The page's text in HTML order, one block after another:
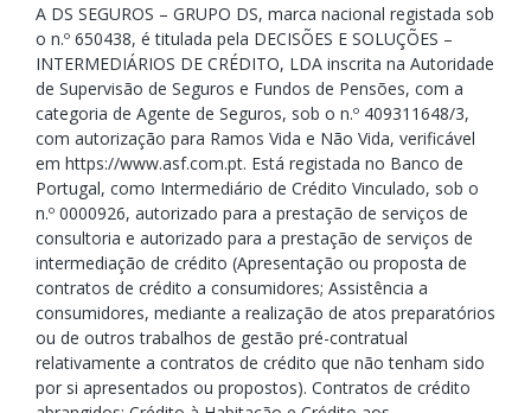
A DS SEGUROS – GRUPO DS, marca nacional registada sob
o n.º 650438, é titulada pela DECISÕES E SOLUÇÕES –
INTERMEDIÁRIOS DE CRÉDITO, LDA inscrita na Autoridade
de Supervisão de Seguros e Fundos de Pensões, com a
categoria de Agente de Seguros, sob o n.º 409311648/3,
com autorização para Ramos Vida e Não Vida, verificável
em https://www.asf.com.pt. Está registada no Banco de
Portugal, como Intermediário de Crédito Vinculado, sob o
n.º 0000926, autorizado para a prestação de serviços de
consultoria e autorizado para a prestação de serviços de
intermediação de crédito (Apresentação ou proposta de
contratos de crédito a consumidores; Assistência a
consumidores, mediante a realização de atos preparatórios
ou de outros trabalhos de gestão pré-contratual
relativamente a contratos de crédito que não tenham sido
por si apresentados ou propostos). Contratos de crédito